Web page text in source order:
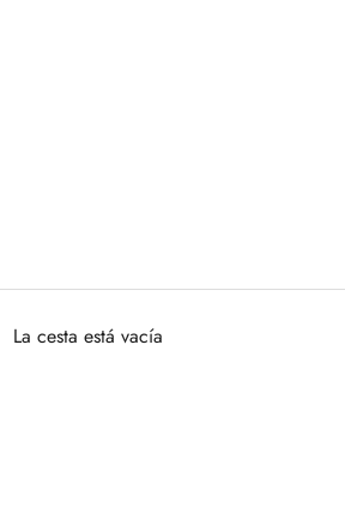
La cesta está vacía